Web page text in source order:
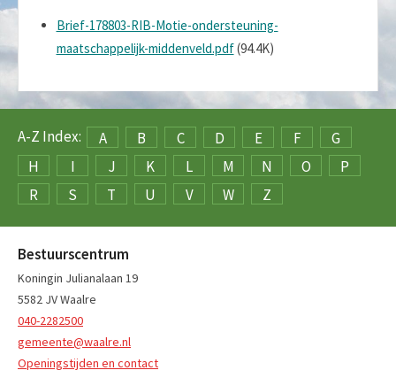
Brief-178803-RIB-Motie-ondersteuning-
maatschappelijk-middenveld.pdf(94.4K)
A-Z Index: A B C D E F
G
H
I J K L M N O
P
R
S T U V W Z
Bestuurscentrum
Koningin Julianalaan 19
5582 JV Waalre
040-2282500
gemeente@waalre.nl
Openingstijden en contact